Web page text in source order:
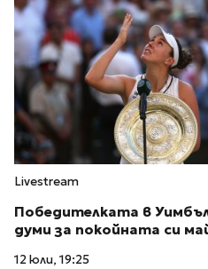
Livestream
Победителката в
думи за покойната си
12 юли, 19:25